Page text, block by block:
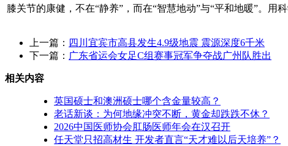
膝关节的康健，不在“静养”，而在“智慧地动”与“平和地暖”。
上一篇： 四川宜宾市高县发生4.9级地震 震源深度6千米
下一篇： 广东省运会女足C组赛事冠军争夺战广州队胜出
相关内容
英国硕士和澳洲硕士哪个含金量较高？
老话新谈：为何地缘冲突不断，黄金却跌跌不休？
2026中国医师协会肛肠医师年会在汉召开
任天堂只招高材生 开发者直言“天才难以后天培养”？